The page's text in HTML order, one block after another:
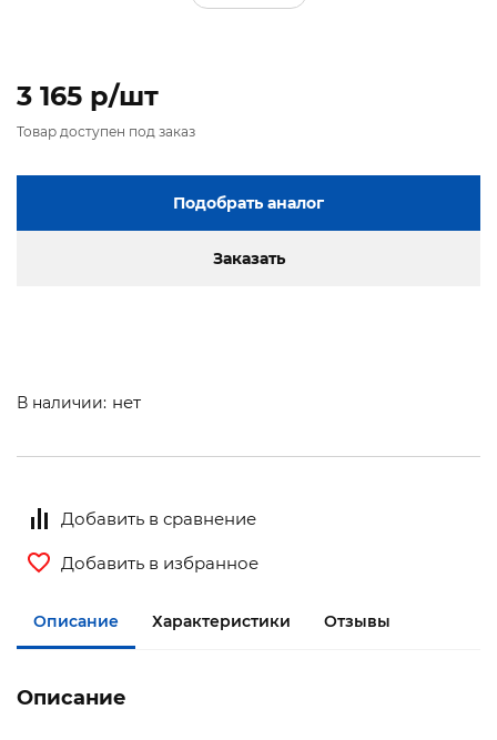
3 165 p/шт
Товар доступен под заказ
Подобрать аналог
Заказать
В наличии: нет
Добавить в сравнение
Добавить в избранное
Описание Характеристики Отзывы
Описание